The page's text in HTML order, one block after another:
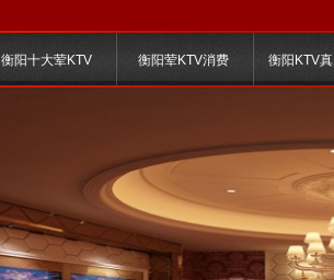
衡阳十大荤KTV 衡阳荤KTV消费 衡阳KTV